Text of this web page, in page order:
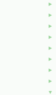
►
►
►
►
►
►
►
►
▼